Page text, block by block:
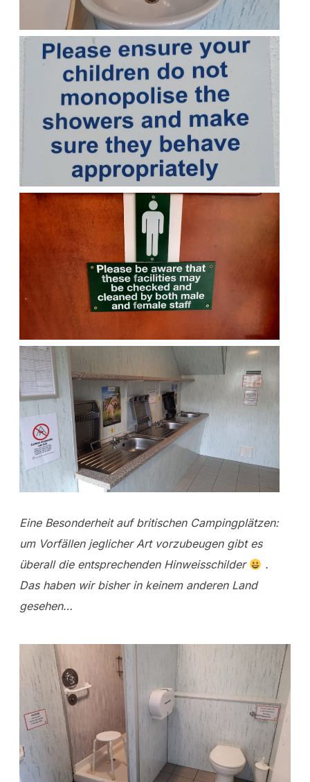
Eine Besonderheit auf britischen Campingplätzen:
um Vorfällen jeglicher Art vorzubeugen gibt es
überall die entsprechenden Hinweisschilder
.
Das haben wir bisher in keinem anderen Land
gesehen…